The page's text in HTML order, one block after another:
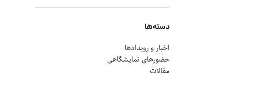
دسته‌ها
اخبار و رویدادها
حضورهای نمایشگاهی
مقالات